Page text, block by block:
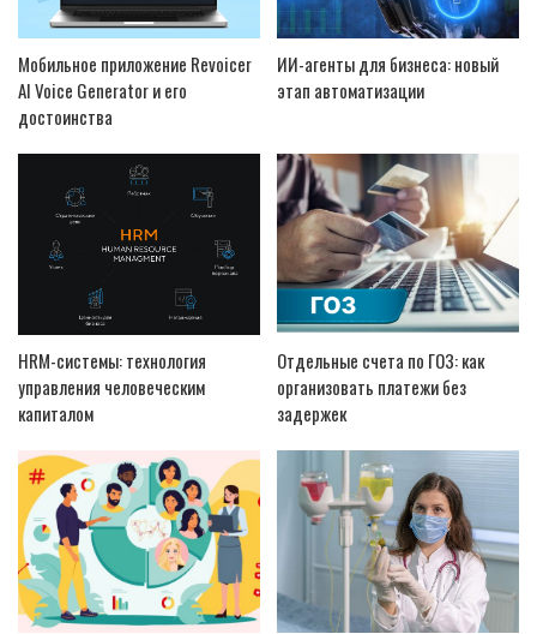
Мобильное приложение Revoicer
AI Voice Generator и его
достоинства
ИИ-агенты для бизнеса: новый
этап автоматизации
HRM-системы: технология
управления человеческим
капиталом
Отдельные счета по ГОЗ: как
организовать платежи без
задержек